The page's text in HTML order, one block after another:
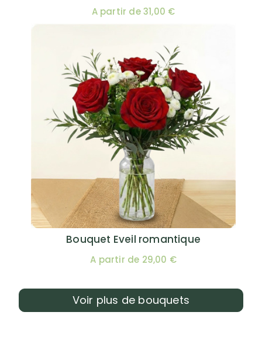
A partir de 31,00 €
Bouquet Eveil romantique
A partir de 29,00 €
Voir plus de bouquets